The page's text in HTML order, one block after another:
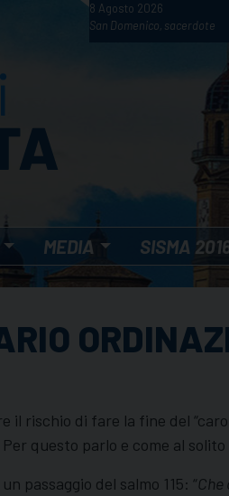
8 Agosto 2026
San Domenico, sacerdote
MEDIA SISMA
il rischio di fare la fine del
questo parlo e come al
passaggio del salmo 115: “